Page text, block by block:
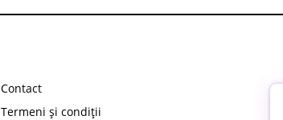
Contact
Termeni și condiții